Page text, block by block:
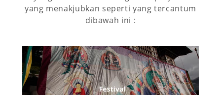
yang menakjubkan seperti yang tercantum
dibawah ini :